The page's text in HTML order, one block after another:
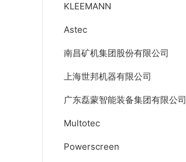
KLEEMANN
Astec
南昌矿机集团股份有限公司
上海世邦机器有限公司
广东磊蒙智能装备集团有限公司
Multotec
Powerscreen